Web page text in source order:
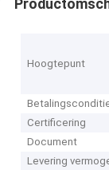
Hoogtepunt
Certificering
Document
Levering